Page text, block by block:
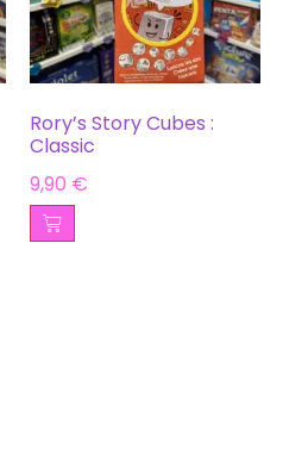
Rory’s Story Cubes :
Classic
9,90 €